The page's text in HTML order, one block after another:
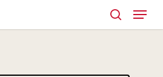
search
Menu